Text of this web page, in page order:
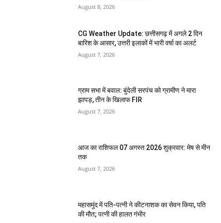
August 8, 2026
CG Weather Update: छत्तीसगढ़ में अगले 2 दिन
बारिश के आसार, उत्तरी इलाकों में भारी वर्षा का अलर्ट
August 7, 2026
ग्राम सभा में बवाल: बुंदेली सरपंच को ग्रामीण ने मारा
झापड़, तीन के खिलाफ FIR
August 7, 2026
आज का राशिफल 07 अगस्त 2026 शुक्रवार: मेष से मीन
तक
August 7, 2026
महासमुंद में पति-पत्नी ने कीटनाशक का सेवन किया, पति
की मौत; पत्नी की हालत गंभीर